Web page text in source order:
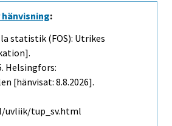
:
statistik (FOS): Utrikes
Helsingfors:
[hänvisat: 8.8.2026].
tup_sv.html